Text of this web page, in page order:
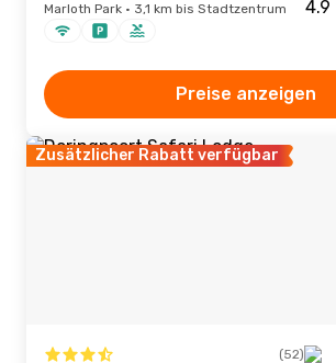
Marloth Park · 3,1 km bis Stadtzentrum
Preise anzeigen
Zusätzlicher Rabatt verfügbar
(52)